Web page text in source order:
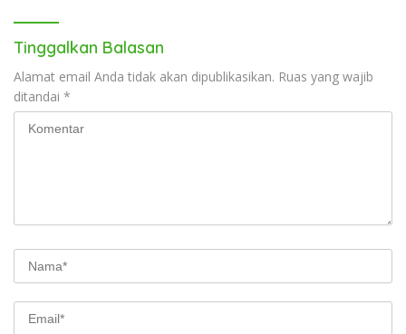
Tinggalkan Balasan
Alamat email Anda tidak akan dipublikasikan. Ruas yang wajib
ditandai *